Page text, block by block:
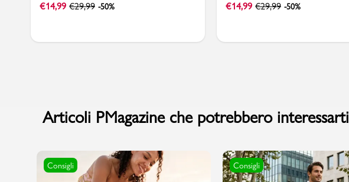
€14,99 €29,99 -50% €14,99 €29,99 -50%
Articoli PMagazine che potrebbero interessarti
Consigli Consigli